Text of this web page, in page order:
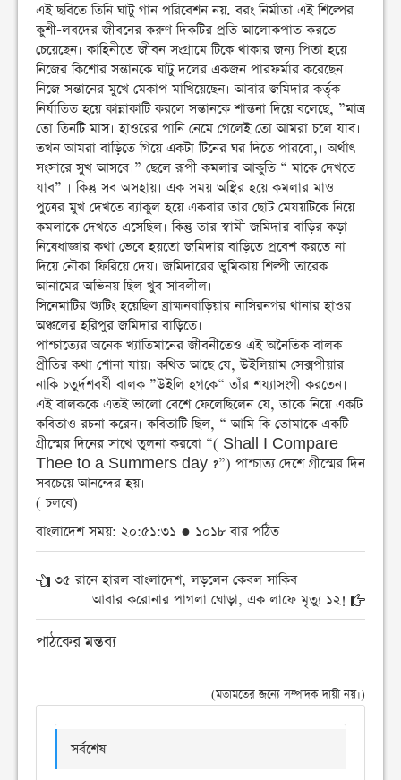
এই ছবিতে তিনি ঘাটু গান পরিবেশন নয়. বরং নির্মাতা এই শিল্পের
কুশী-লবদের জীবনের করুণ দিকটির প্রতি আলোকপাত করতে
চেয়েছেন। কাহিনীতে জীবন সংগ্রামে টিকে থাকার জন্য পিতা হয়ে
নিজের কিশোর সন্তানকে ঘাটু দলের একজন পারফর্মার করেছেন।
নিজে সন্তানের মুখে মেকাপ মাখিয়েছেন। আবার জমিদার কর্তৃক
নির্যাতিত হয়ে কান্নাকাটি করলে সন্তানকে শান্তনা দিয়ে বলেছে, ”মাত্র
তো তিনটি মাস। হাওরের পানি নেমে গেলেই তো আমরা চলে যাব।
তখন আমরা বাড়িতে গিয়ে একটা টিনের ঘর দিতে পারবো,। অর্থাৎ
সংসারে সুখ আসবে।” ছেলে রূপী কমলার আকুতি “ মাকে দেখতে
যাব” । কিন্তু সব অসহায়। এক সময় অস্থির হয়ে কমলার মাও
পুত্রের মুখ দেখতে ব্যাকুল হয়ে একবার তার ছোট মেযয়টিকে নিয়ে
কমলাকে দেখতে এসেছিল। কিন্তু তার স্বামী জমিদার বাড়ির কড়া
নিষেধাজ্ঞার কথা ভেবে হয়তো জমিদার বাড়িতে প্রবেশ করতে না
দিয়ে নৌকা ফিরিয়ে দেয়। জমিদারের ভুমিকায় শিল্পী তারেক
আনামের অভিনয় ছিল খুব সাবলীল।
সিনেমাটির শ্যুটিং হয়েছিল ব্রাহ্মনবাড়িয়ার নাসিরনগর থানার হাওর
অঞ্চলের হরিপুর জমিদার বাড়িতে।
পাশ্চাত্যের অনেক খ্যাতিমানের জীবনীতেও এই অনৈতিক বালক
প্রীতির কথা শোনা যায়। কথিত আছে যে, উইলিয়াম সেক্সপীয়ার
নাকি চতুর্দশবর্ষী বালক ”উইলি হগকে“ তাঁর শয্যাসংগী করতেন।
এই বালককে এতই ভালো বেশে ফেলেছিলেন যে, তাকে নিয়ে একটি
কবিতাও রচনা করেন। কবিতাটি ছিল, “ আমি কি তোমাকে একটি
গ্রীস্মের দিনের সাথে তুলনা করবো “( Shall I Compare
Thee to a Summers day ?”) পাশ্চাত্য দেশে গ্রীস্মের দিন
সবচেয়ে আনন্দের হয়।
( চলবে)
বাংলাদেশ সময়: ২০:৫১:৩১ ● ১০১৮ বার পঠিত
৩৫ রানে হারল বাংলাদেশ, লড়লেন কেবল সাকিব
আবার করোনার পাগলা ঘোড়া, এক লাফে মৃত্যু ১২!
পাঠকের মন্তব্য
(মতামতের জন্যে সম্পাদক দায়ী নয়।)
সর্বশেষ